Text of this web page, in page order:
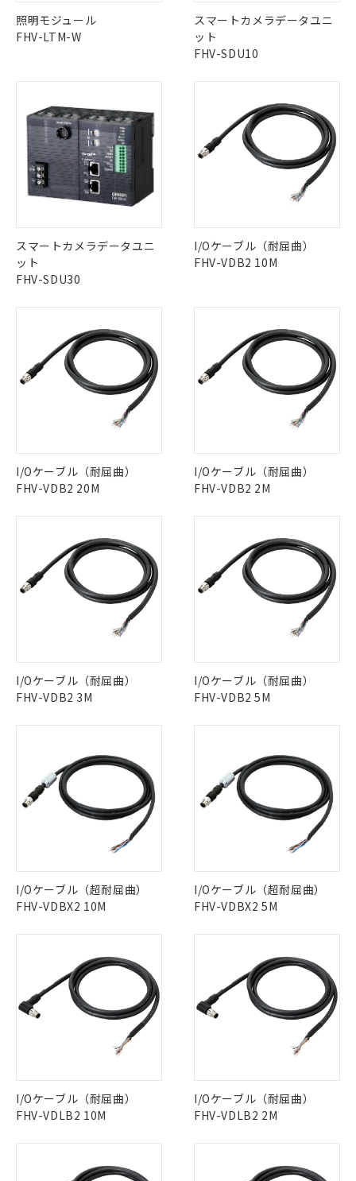
照明モジュール
FHV-LTM-W
スマートカメラデータユニ
ット
FHV-SDU10
スマートカメラデータユニ
ット
FHV-SDU30
I/Oケーブル（耐屈曲）
FHV-VDB2 10M
I/Oケーブル（耐屈曲）
FHV-VDB2 20M
I/Oケーブル（耐屈曲）
FHV-VDB2 2M
I/Oケーブル（耐屈曲）
FHV-VDB2 3M
I/Oケーブル（耐屈曲）
FHV-VDB2 5M
I/Oケーブル（超耐屈曲）
FHV-VDBX2 10M
I/Oケーブル（超耐屈曲）
FHV-VDBX2 5M
I/Oケーブル（耐屈曲）
FHV-VDLB2 10M
I/Oケーブル（耐屈曲）
FHV-VDLB2 2M
以下の条件をお読みいただき、同意のうえ
本サービスは、当社制御機器事業取扱
※1 対応状況
対応済み：EU RoHS指令（10物質）の
非含有に対応した製品が提供可能な商品で
対応予定：EU RoHS指令（10物質）の非含
対応予定なし：EU RoHS指令（10物質）の
非含有に非対応の商品で、対応品を出す予
非含有の対応状況を調査中または確認中の
※1 中国RoHS○×表